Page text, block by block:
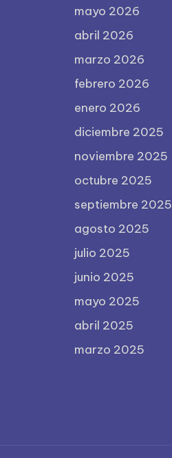
mayo 2026
abril 2026
marzo 2026
febrero 2026
enero 2026
diciembre 2025
noviembre 2025
octubre 2025
septiembre 2025
agosto 2025
julio 2025
junio 2025
mayo 2025
abril 2025
marzo 2025